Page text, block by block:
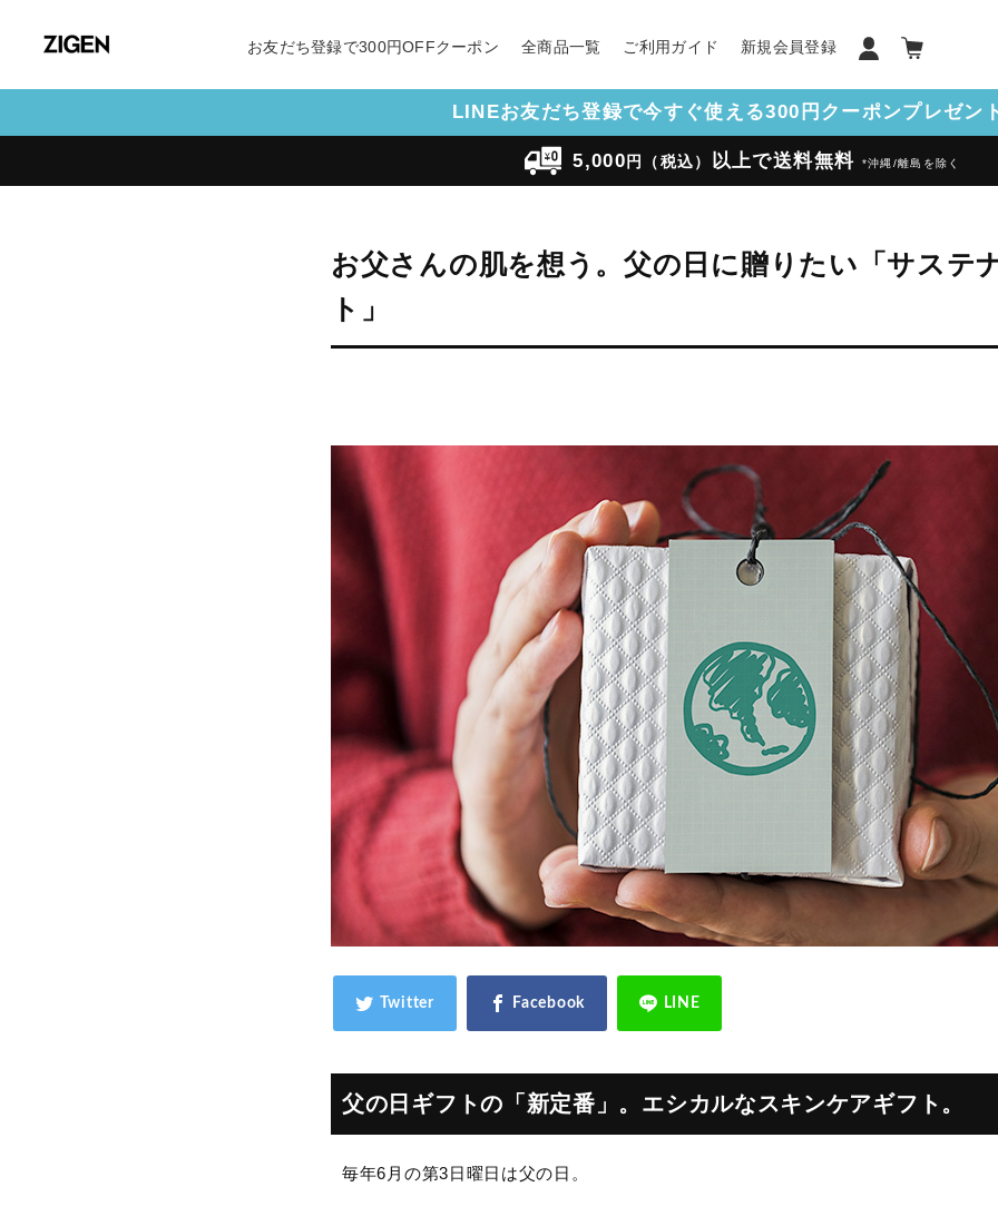
お友だち登録で300円OFFクーポン 全商品一覧 ご利用ガイド 新規会員登録
LINEお友だち登録で今すぐ使える300円クーポンプレゼン
5,000円（税込） 以上で送料無料 *沖縄/離島を除く
お父さんの肌を想う。父の日に贈りたい「サステ
ト」
父の日ギフトの「新定番」。エシカルなスキンケアギフト。
毎年6月の第3日曜日は父の日。